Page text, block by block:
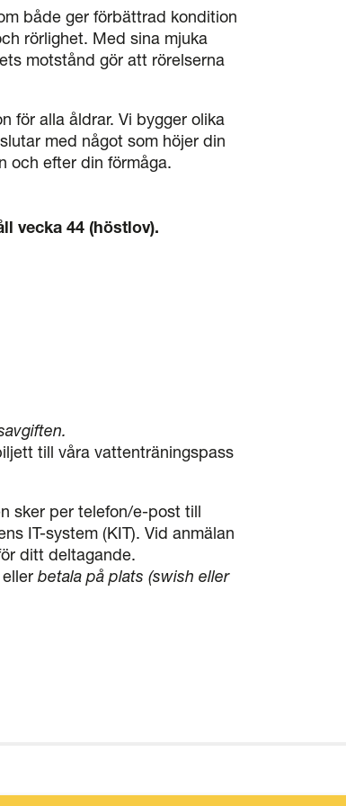
både ger förbättrad kondition
rörlighet. Med sina mjuka
motstånd gör att rörelserna
för alla åldrar. Vi bygger olika
med något som höjer din
och efter din förmåga.
vecka 44 (höstlov).
till våra vattenträningspass
sker per telefon/e-post till
IT-system (KIT). Vid anmälan
ditt deltagande.
eller betala på plats (swish eller